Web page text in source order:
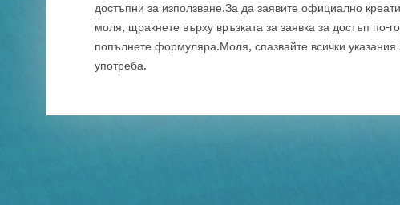
достъпни за използване.За да заявите официално
моля, щракнете върху връзката за заявка за достъп по-
попълнете формуляра.Моля, спазвайте всички указания
употреба.